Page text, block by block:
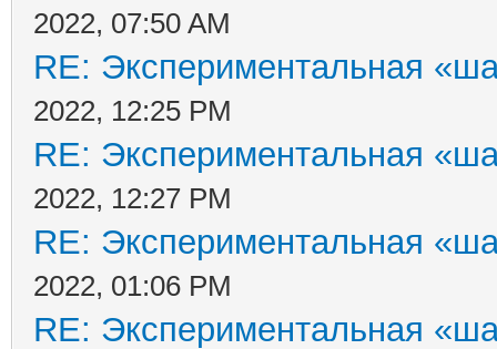
2022, 07:50 AM
RE: Экспериментальная
2022, 12:25 PM
RE: Экспериментальная
2022, 12:27 PM
RE: Экспериментальная
2022, 01:06 PM
RE: Экспериментальная